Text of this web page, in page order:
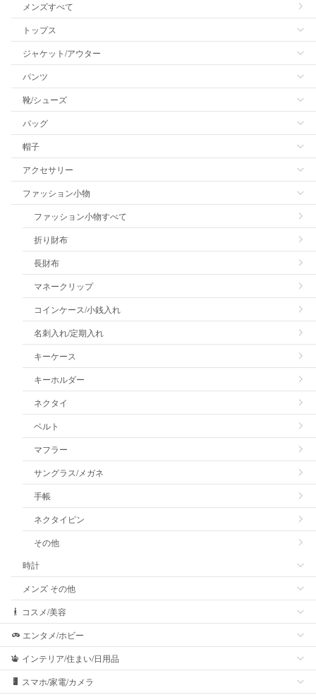
メンズすべて
トップス
ジャケット/アウター
パンツ
靴/シューズ
バッグ
帽子
アクセサリー
ファッション小物
ファッション小物すべて
折り財布
長財布
マネークリップ
コインケース/小銭入れ
名刺入れ/定期入れ
キーケース
キーホルダー
ネクタイ
ベルト
マフラー
サングラス/メガネ
手帳
ネクタイピン
その他
時計
メンズ その他
コスメ/美容
エンタメ/ホビー
インテリア/住まい/日用品
スマホ/家電/カメラ